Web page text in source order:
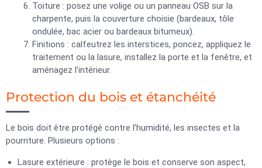
Toiture : posez une volige ou un panneau OSB sur la
charpente, puis la couverture choisie (bardeaux, tôle
ondulée, bac acier ou bardeaux bitumeux).
Finitions : calfeutrez les interstices, poncez, appliquez le
traitement ou la lasure, installez la porte et la fenêtre, et
aménagez l’intérieur.
Protection du bois et étanchéité
Le bois doit être protégé contre l’humidité, les insectes et la
pourriture. Plusieurs options :
Lasure extérieure : protège le bois et conserve son aspect,